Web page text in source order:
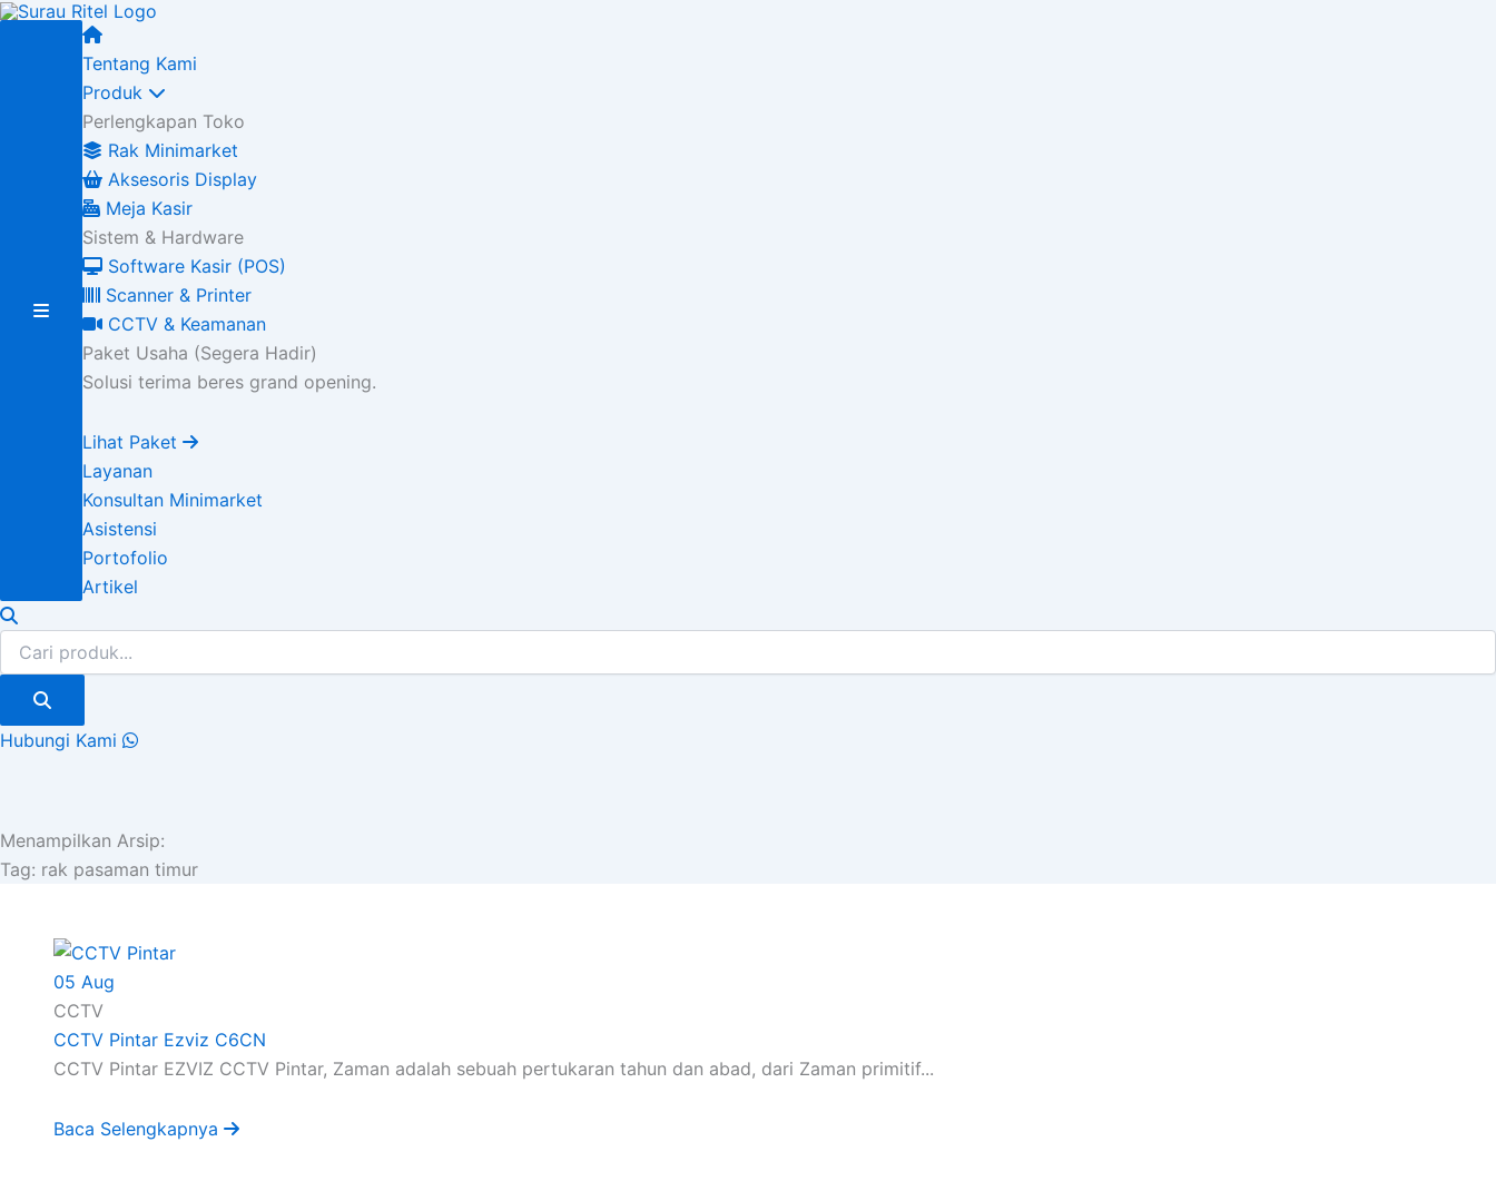
Tentang Kami
Produk
Perlengkapan Toko
Rak Minimarket
Aksesoris Display
Meja Kasir
Sistem & Hardware
Software Kasir (POS)
Scanner & Printer
CCTV & Keamanan
Paket Usaha (Segera Hadir)
Solusi terima beres grand opening.
Lihat Paket
Layanan
Konsultan Minimarket
Asistensi
Portofolio
Artikel
Hubungi Kami
Menampilkan Arsip:
Tag: rak pasaman timur
05 Aug
CCTV
CCTV Pintar Ezviz C6CN
CCTV Pintar EZVIZ CCTV Pintar, Zaman adalah sebuah pertukaran tahun dan abad, dari Zaman primitif...
Baca Selengkapnya